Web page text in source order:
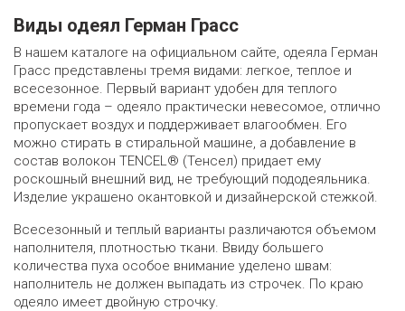
Виды одеял Герман Грасс
В нашем каталоге на официальном сайте, одеяла Герман
Грасс представлены тремя видами: легкое, теплое и
всесезонное. Первый вариант удобен для теплого
времени года – одеяло практически невесомое, отлично
пропускает воздух и поддерживает влагообмен. Его
можно стирать в стиральной машине, а добавление в
состав волокон TENCEL® (Тенсел) придает ему
роскошный внешний вид, не требующий пододеяльника.
Изделие украшено окантовкой и дизайнерской стежкой.
Всесезонный и теплый варианты различаются объемом
наполнителя, плотностью ткани. Ввиду большего
количества пуха особое внимание уделено швам:
наполнитель не должен выпадать из строчек. По краю
одеяло имеет двойную строчку.